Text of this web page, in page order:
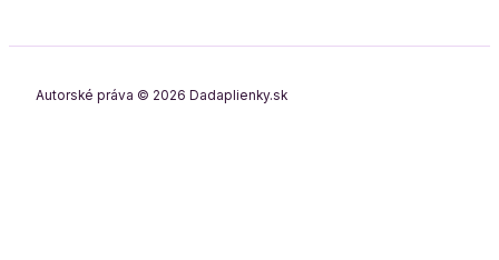
Autorské práva © 2026 Dadaplienky.sk